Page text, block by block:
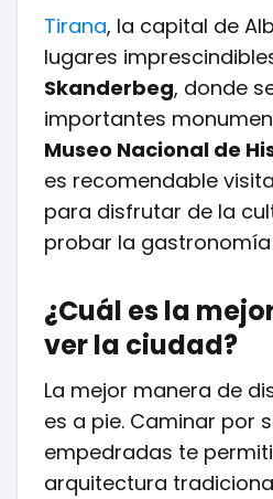
Tirana, la capital de
lugares
Skanderbeg, donde
importantes
Museo Nacional de
es recomendable
para disfrutar de la
probar la
¿Cuál es la
ver la ciudad?
La mejor manera de
es a pie. Caminar por
empedradas te
arquitectura